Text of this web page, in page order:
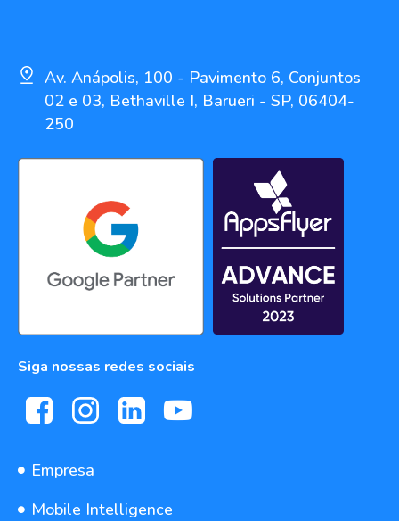
Av. Anápolis, 100 - Pavimento 6, Conjuntos
02 e 03, Bethaville I, Barueri - SP, 06404-
250
Siga nossas redes sociais
Empresa
Mobile Intelligence